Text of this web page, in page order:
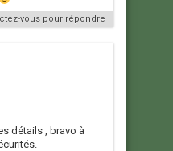
vous pour répondre
détails , bravo à